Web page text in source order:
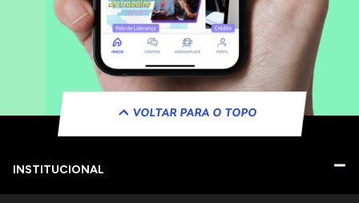
VOLTAR PARA O TOPO
INSTITUCIONAL